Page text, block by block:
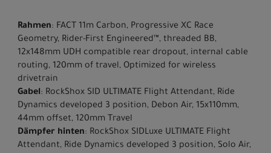
Rahmen: FACT 11m Carbon, Progressive XC Race
Geometry, Rider-First Engineered™, threaded BB,
12x148mm UDH compatible rear dropout, internal cable
routing, 120mm of travel, Optimized for wireless
drivetrain
Gabel: RockShox SID ULTIMATE Flight Attendant, Ride
Dynamics developed 3 position, Debon Air, 15x110mm,
44mm offset, 120mm Travel
Dämpfer hinten: RockShox SIDLuxe ULTIMATE Flight
Attendant, Ride Dynamics developed 3 position, Solo Air,